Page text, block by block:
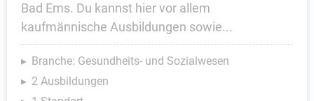
Bad Ems. Du kannst hier vor allem
kaufmännische Ausbildungen sowie...
Branche: Gesundheits- und Sozialwesen
2 Ausbildungen